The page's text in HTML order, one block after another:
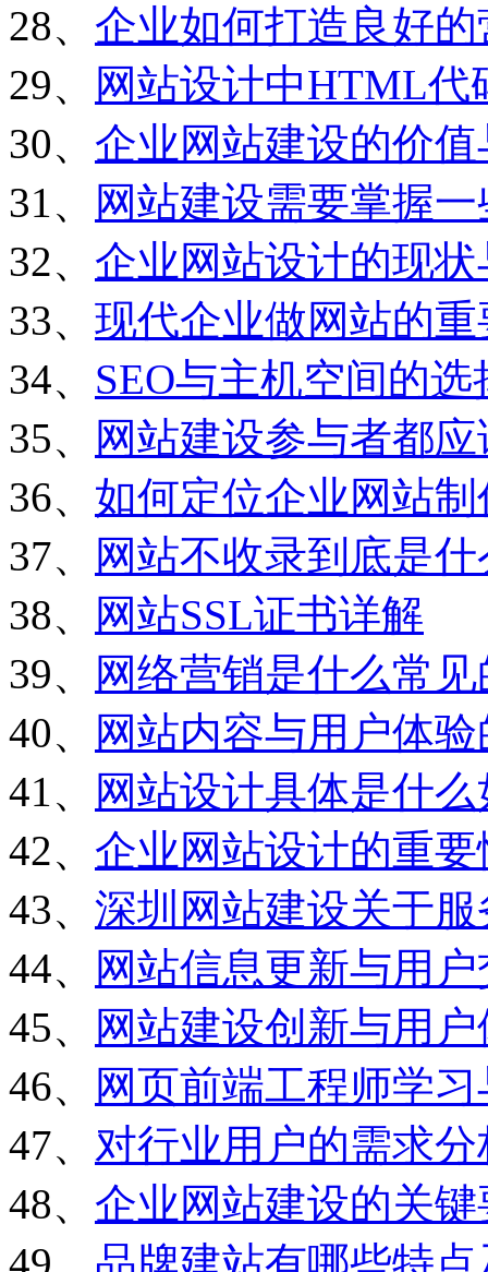
28、 企业如何打造良好
29、
网站设计中HTML代
30、 企业网站建设的价
31、
网站建设需要掌握
32、 企业网站设计的现
33、 现代企业做网站的重
34、 SEO与主机空间的选
35、
网站建设参与者都
36、 如何定位企业网站
37、
网站不收录到底是
38、
网站SSL证书详解
39、
网络营销是什么常
40、
网站内容与用户体
41、
网站设计具体是什
42、 企业网站设计的重要
43、 深圳网站建设关于
44、
网站信息更新与用
45、
网站建设创新与用
46、
网页前端工程师学
47、 对行业用户的需求
48、 企业网站建设的关
49、 品牌建站有哪些特